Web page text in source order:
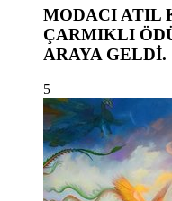
MODACI ATIL
ÇARMIKLI
ARAYA GELDİ.
5